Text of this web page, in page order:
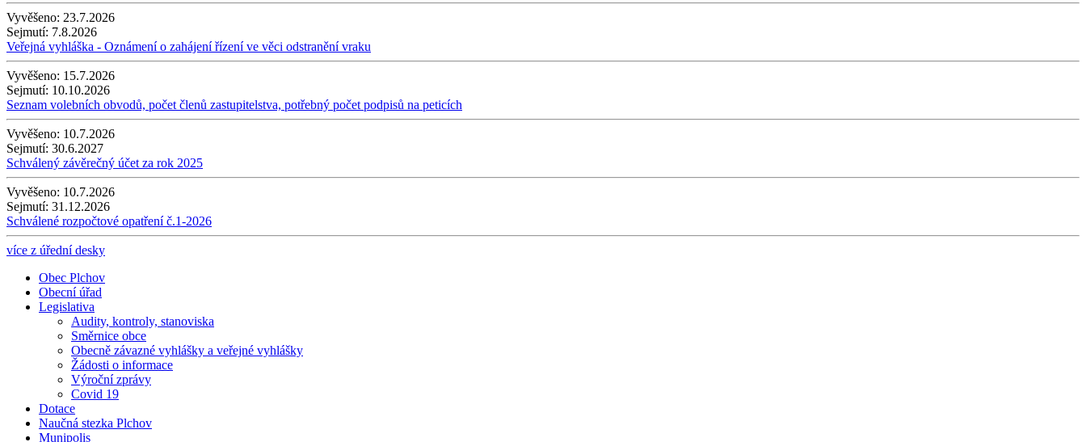
Vyvěšeno: 23.7.2026
Sejmutí: 7.8.2026
Veřejná vyhláška - Oznámení o zahájení řízení ve věci odstranění vraku
Vyvěšeno: 15.7.2026
Sejmutí: 10.10.2026
Seznam volebních obvodů, počet členů zastupitelstva, potřebný počet podpisů na peticích
Vyvěšeno: 10.7.2026
Sejmutí: 30.6.2027
Schválený závěrečný účet za rok 2025
Vyvěšeno: 10.7.2026
Sejmutí: 31.12.2026
Schválené rozpočtové opatření č.1-2026
více z úřední desky
Obec Plchov
Obecní úřad
Legislativa
Audity, kontroly, stanoviska
Směrnice obce
Obecně závazné vyhlášky a veřejné vyhlášky
Žádosti o informace
Výroční zprávy
Covid 19
Dotace
Naučná stezka Plchov
Munipolis